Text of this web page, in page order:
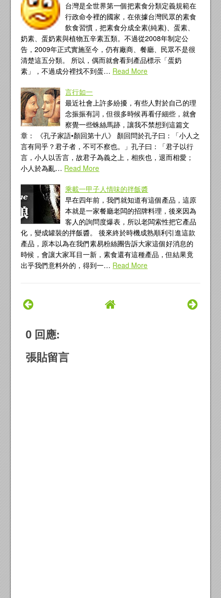
台灣是全世界第一個把素食分類定義規範在
行政命令裡的國家，在依據台灣民眾的素食
飲食習慣，把素食分成全素(純素)、蛋素、
奶素、蛋奶素與植物五辛素五類。不過從2008年制定公
告，2009年正式實施至今，仍有廠商、餐廳、民眾不是很
清楚這五分類。 所以，偶而就會看到產品標示「蛋奶
素」，不過成分裡找不到蛋… Read More
言行如一
最近社會上許多紛擾，有些人對於自己的理
念振振有詞，但很多時候再看仔細些，就會
察覺一些蛛絲馬跡，讓我不禁想到這篇文
章： 《孔子家語•顏回第十八》 顏回問於孔子曰：「小人之
言有同乎？君子者，不可不察也。」孔子曰：「君子以行
言，小人以舌言，故君子為義之上，相疾也，退而相愛；
小人於為亂… Read More
乘載一甲子人情味的拌飯醬
早在四年前，我們就知道有這個產品，這原
本就是一家餐廳老闆的招牌料理，後來因為
客人的詢問度爆表，所以老闆索性把它產品
化，變成罐裝的拌飯醬。 後來終於時機成熟順利引進這款
產品，原本以為在我們素易粉絲團告訴大家這個好消息的
時候，會讓大家耳目一新，素食還有這種產品，但結果竟
出乎我們意料外的，得到一… Read More
0 回應:
張貼留言